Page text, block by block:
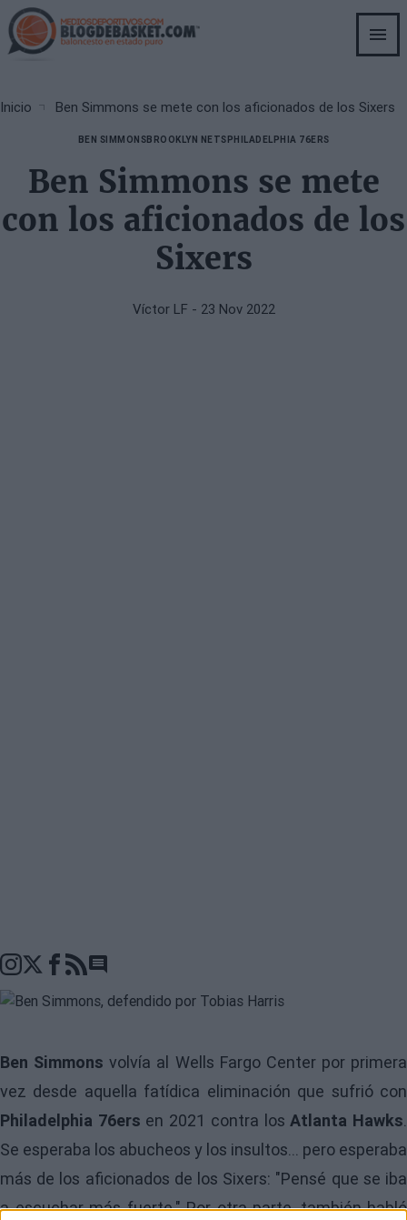
Skip
to
main
Breadcrumb
Inicio Ben Simmons se mete con los aficionados de los Sixers
BEN SIMMONSBROOKLYN NETS PHILADELPHIA 76ERS
Ben Simmons se mete
con los aficionados de los
Sixers
Víctor LF - 23 Nov 2022
Go to comments seciton
Ben Simmons volvía al Wells Fargo Center por primera
vez desde aquella fatídica eliminación que sufrió con
Philadelphia 76ers en 2021 contra losAtlanta Hawks.
Se esperaba los abucheos y los insultos... pero esperaba
más de los aficionados de los Sixers: "Pensé que se iba
a escuchar más fuerte." Por otra parte, también habló